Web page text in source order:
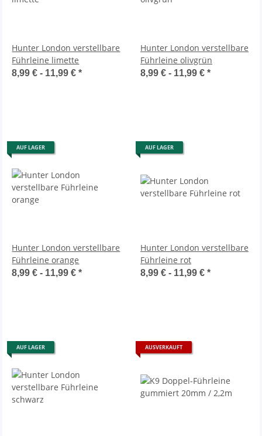
Hunter London verstellbare
Führleine limette
8,99 € - 11,99 €*
Hunter London verstellbare
Führleine olivgrün
8,99 € - 11,99 € *
AUF LAGER
Hunter London verstellbare
Führleine orange
8,99 € - 11,99 €*
AUF LAGER
Hunter London verstellbare
Führleine rot
8,99 € - 11,99 € *
AUF LAGER AUSVERKAUFT